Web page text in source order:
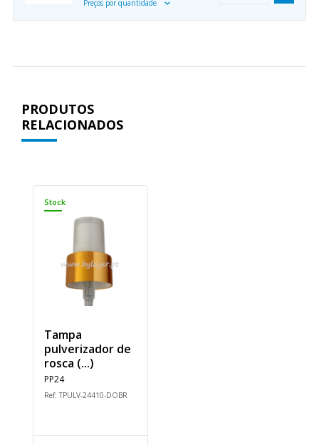
Preços por quantidade
PRODUTOS
RELACIONADOS
Stock
Tampa
pulverizador de
rosca (...)
PP24
Ref: TPULV-24410-DOBR